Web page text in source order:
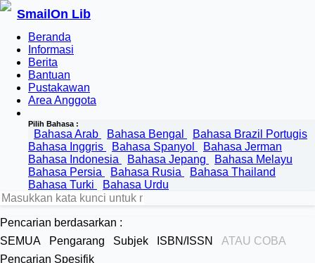
SmailOn Lib
Beranda
Informasi
Berita
Bantuan
Pustakawan
Area Anggota
Pilih Bahasa :
Bahasa Arab Bahasa Bengal
Bahasa Brazil Portugis
Bahasa Inggris
Bahasa Spanyol
Bahasa Jerman
Bahasa Indonesia
Bahasa Jepang
Bahasa Melayu
Bahasa Persia
Bahasa Rusia
Bahasa Thailand
Bahasa Turki
Bahasa Urdu
Pencarian berdasarkan :
SEMUA
Pengarang Subjek ISBN/ISSN
ATAU COBA
Pencarian Spesifik